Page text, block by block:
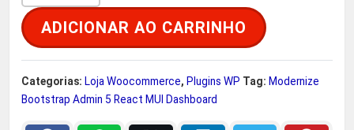
l
e
r
R
o
d
r
n
ADICIONAR AO CARRINHO
Categorias: Loja Woocommerce, Plugins WP Tag: Modernize
Bootstrap Admin 5 React MUI Dashboard